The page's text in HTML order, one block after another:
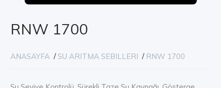
RNW 1700
ANASAYFA / SU ARITMA SEBILLERI / RNW 1700